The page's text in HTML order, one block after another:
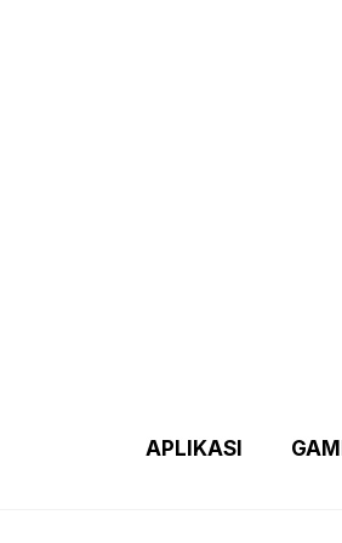
APLIKASI